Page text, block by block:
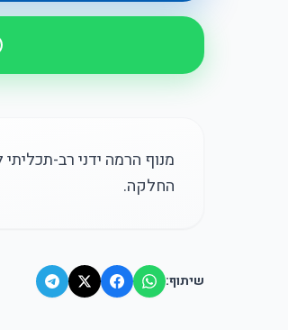
מנוף הרמה ידני רב-תכליתי
החלקה.
שיתוף: